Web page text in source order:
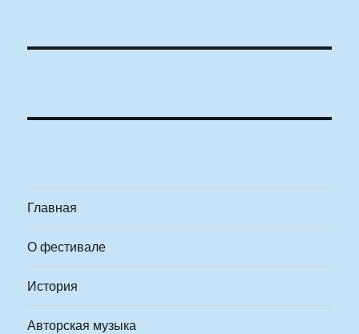
Главная
О фестивале
История
Авторская музыка